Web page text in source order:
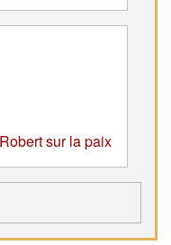
sur la paix